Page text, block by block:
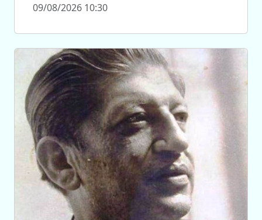
09/08/2026 10:30